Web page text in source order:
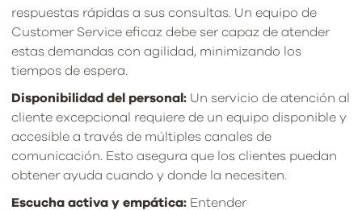
respuestas rápidas a sus consultas. Un equipo de
Customer Service eficaz debe ser capaz de atender
estas demandas con agilidad, minimizando los
tiempos de espera.
Disponibilidad del personal: Un servicio de atención al
cliente excepcional requiere de un equipo disponible y
accesible a través de múltiples canales de
comunicación. Esto asegura que los clientes puedan
obtener ayuda cuando y donde la necesiten.
Escucha activa y empática: Entender